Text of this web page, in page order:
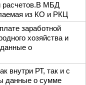
расчетов.В МБД
из КО и РКЦ
заработной
хозяйства и
о
внутри РТ, так и с
данные о сумме